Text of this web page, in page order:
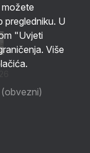
pregledniku. U
"Uvjeti
Više